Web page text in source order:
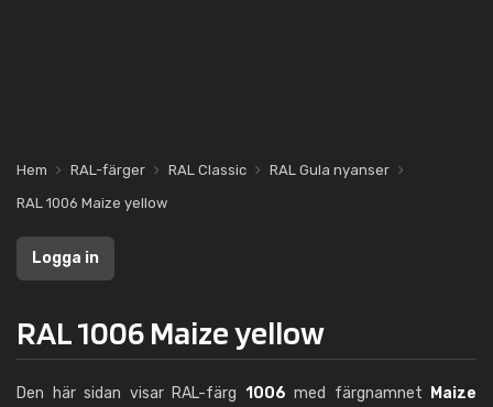
Hem RAL-färger RAL Classic
RAL Gula nyanser
RAL 1006 Maize yellow
Logga in
RAL 1006 Maize yellow
Den här sidan visar RAL-färg 1006 med färgnamnet
Maize